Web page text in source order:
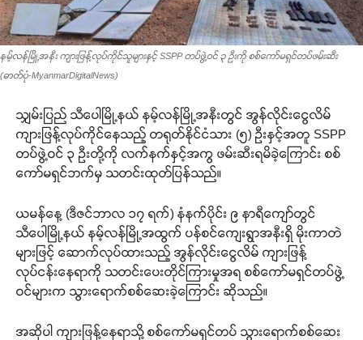
နမ့်လန်မြို့အနီး ကျားဖြန့်လုပ်ကိုင်သူများနှင့် SSPP တပ်ဖွဲ့ဝင် ၃ ဦးကို စစ်ကော်မရှင်တပ်ဖမ်းဆီး
(ဓာတ်ပုံ-MyanmarDigitalNews)
သျှမ်းပြည် သီပေါမြို့နယ် နမ့်လန်မြို့အနီးတွင် အွန်လိုင်းငွေလိမ်
ကျားဖြန့်လုပ်ကိုင်နေသည့် တရုတ်နိုင်ငံသား (၅) ဦးနှင့်အတူ SSPP
တပ်ဖွဲ့ဝင် ၃ ဦးတို့ကို လက်နက်နှင့်အကွ ဖမ်းဆီးရမိခဲ့ကြောင်း စစ်
ကော်မရှင်ဘက်မှ သတင်းထုတ်ပြန်သည်။
ယမန်နေ့ (ဒီဇင်ဘာလ ၁၇ ရက်) နံနက်ပိုင်း ၉ နာရီကျော်တွင်
သီပေါမြို့နယ် နမ့်လန်မြို့အထွက် ပန်စင်ကျေးရွာအနီးရှိ မိုးကာတဲ
များဖြင့် ဆောက်လုပ်ထားသည့် အွန်လိုင်းငွေလိမ် ကျားဖြန့်
လုပ်ငန်းနေရာကို သတင်းပေးတိုင်ကြားမှုအရ စစ်ကော်မရှင်တပ်ဖွဲ့
ဝင်များက သွားရောက်စစ်ဆေးခဲ့ကြောင်း ဆိုသည်။
အဆိုပါ ကျားဖြန့်နေရာသို့ စစ်ကော်မရှင်တပ် သွားရောက်စစ်ဆေး